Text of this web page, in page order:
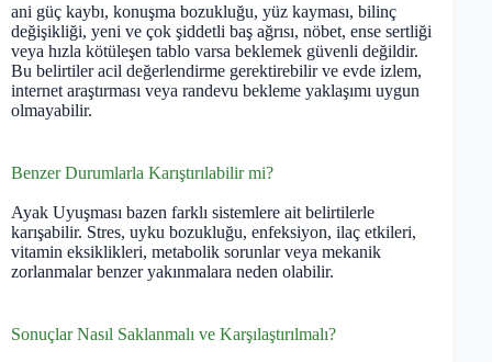
ani güç kaybı, konuşma bozukluğu, yüz kayması, bilinç
değişikliği, yeni ve çok şiddetli baş ağrısı, nöbet, ense sertliği
veya hızla kötüleşen tablo varsa beklemek güvenli değildir.
Bu belirtiler acil değerlendirme gerektirebilir ve evde izlem,
internet araştırması veya randevu bekleme yaklaşımı uygun
olmayabilir.
Benzer Durumlarla Karıştırılabilir mi?
Ayak Uyuşması bazen farklı sistemlere ait belirtilerle
karışabilir. Stres, uyku bozukluğu, enfeksiyon, ilaç etkileri,
vitamin eksiklikleri, metabolik sorunlar veya mekanik
zorlanmalar benzer yakınmalara neden olabilir.
Sonuçlar Nasıl Saklanmalı ve Karşılaştırılmalı?